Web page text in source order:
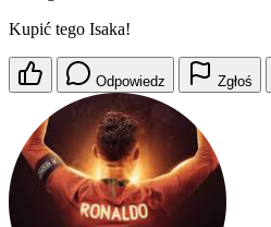
Kupić tego Isaka!
Odpowiedz Zgłoś